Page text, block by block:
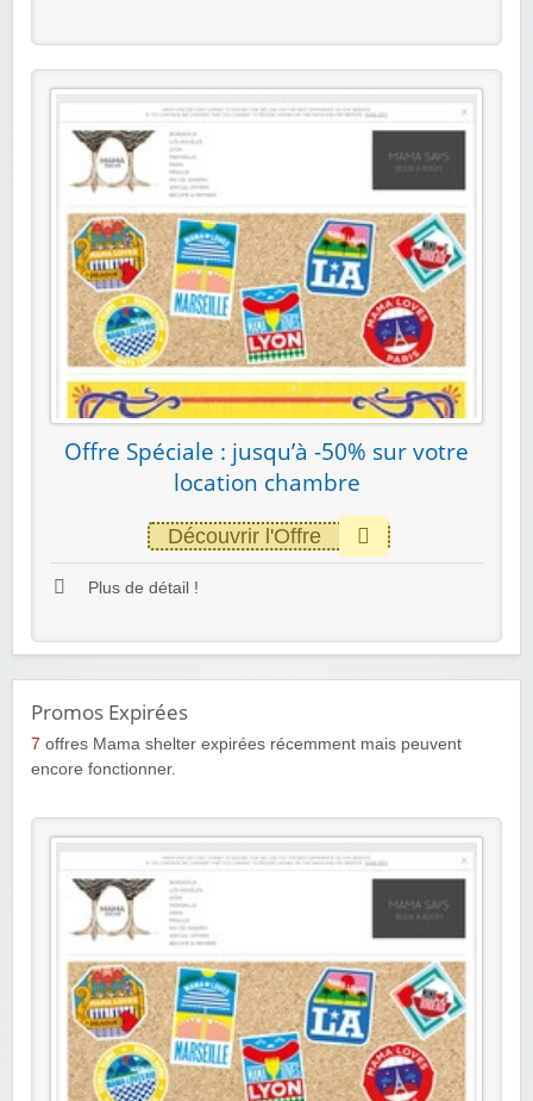
Offre Spéciale : jusqu’à -50% sur votre
location chambre
Découvrir l'Offre
Plus de détail !
Promos Expirées
7 offres Mama shelter expirées récemment mais peuvent
encore fonctionner.